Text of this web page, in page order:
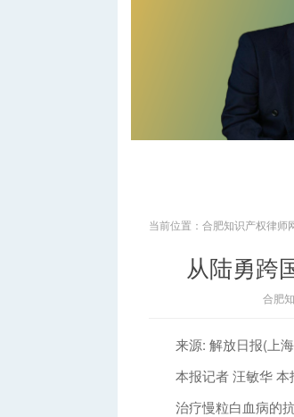
当前位置： 合肥知识产权律师
从陆勇跨
合肥
来源: 解放日报(上
本报记者 汪敏华 本
治疗慢粒白血病的抗